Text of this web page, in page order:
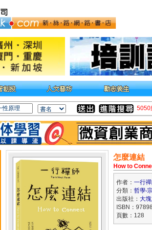
5050
怎麼連結
How to
作者： 一行禪
分類： 哲學‧
出版社： 大
ISBN：
頁數：128